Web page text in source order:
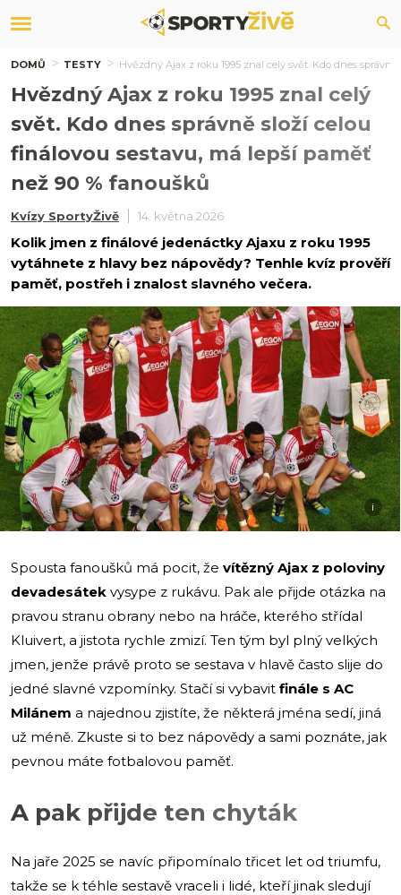
DOMŮ TESTY Hvězdný Ajax z roku 1995 znal celý svět. Kdo dnes
Hvězdný Ajax z roku 1995 znal celý
svět. Kdo dnes správně složí celou
finálovou sestavu, má lepší paměť
než 90 % fanoušků
Kvízy SportyŽivě 14. května 2026
Kolik jmen z finálové jedenáctky Ajaxu z roku 1995
vytáhnete z hlavy bez nápovědy? Tenhle kvíz prověří
paměť, postřeh i znalost slavného večera.
i
Spousta fanoušků má pocit, že vítězný Ajax z poloviny
devadesátek vysype z rukávu. Pak ale přijde otázka na
pravou stranu obrany nebo na hráče, kterého střídal
Kluivert, a jistota rychle zmizí. Ten tým byl plný velkých
jmen, jenže právě proto se sestava v hlavě často slije do
jedné slavné vzpomínky. Stačí si vybavit finále s AC
Milánem a najednou zjistíte, že některá jména sedí, jiná
už méně. Zkuste si to bez nápovědy a sami poznáte, jak
pevnou máte fotbalovou paměť.
A pak přijde ten chyták
Na jaře 2025 se navíc připomínalo třicet let od triumfu,
takže se k téhle sestavě vraceli i lidé, kteří jinak sledují